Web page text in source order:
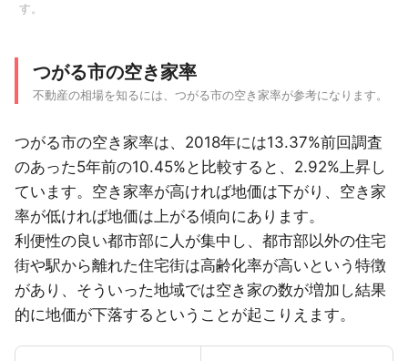
す。
つがる市の空き家率
不動産の相場を知るには、つがる市の空き家率が参考になります。
つがる市の空き家率は、2018年には13.37%前回調査
のあった5年前の10.45%と比較すると、2.92%上昇し
ています。空き家率が高ければ地価は下がり、空き家
率が低ければ地価は上がる傾向にあります。
利便性の良い都市部に人が集中し、都市部以外の住宅
街や駅から離れた住宅街は高齢化率が高いという特徴
があり、そういった地域では空き家の数が増加し結果
的に地価が下落するということが起こりえます。